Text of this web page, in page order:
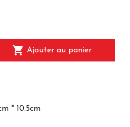
shopping_cart Ajouter au panier
* 10.5cm